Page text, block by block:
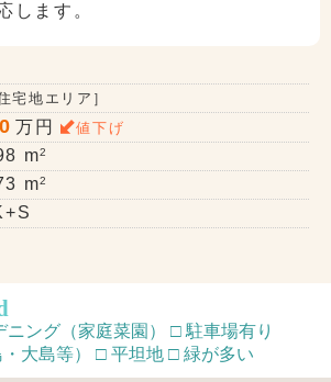
します。
宅地エリア］
万円
値下げ
m2
m2
ニング（家庭菜園） □ 駐車場有り
大島等） □ 平坦地 □ 緑が多い